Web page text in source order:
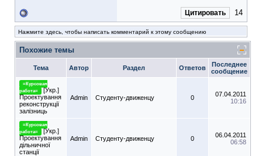
Цитировать 14
Нажмите здесь, чтобы написать комментарий к этому сообщению
Похожие темы
Тема Автор Раздел Ответов
Последнее
сообщение
=Курсовая
работа=
[Укр.]
Проектування
реконструкції
залізниць
Admin Студенту-движeнцу 0
07.04.2011
10:16
=Курсовая
работа=
[Укр.]
Проектування
дільничної
станції
Admin Студенту-движeнцу 0
06.04.2011
06:58